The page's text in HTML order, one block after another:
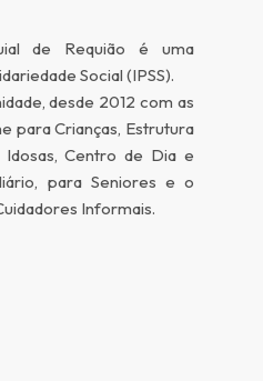
de Requião é uma
Social (IPSS).
desde 2012 com as
para Crianças, Estrutura
Idosas, Centro de Dia e
para Seniores e o
Informais.